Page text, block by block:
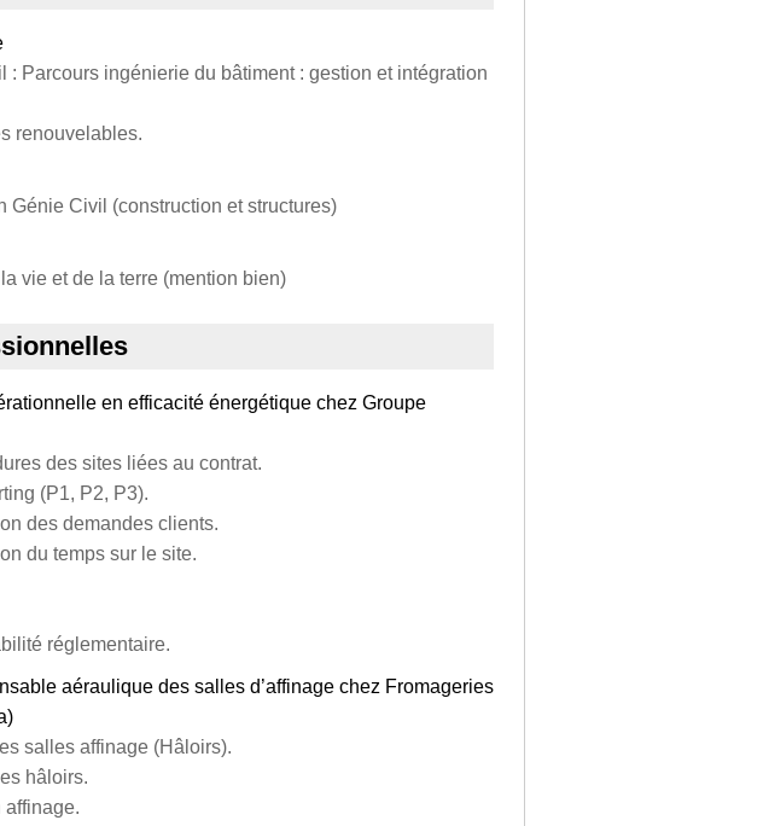
: Parcours ingénierie du bâtiment : gestion et intégration
renouvelables.
Génie Civil (construction et structures)
vie et de la terre (mention bien)
en efficacité énergétique chez Groupe
des sites liées au contrat.
(P1, P2, P3).
des demandes clients.
du temps sur le site.
réglementaire.
aéraulique des salles d’affinage chez Fromageries
salles affinage (Hâloirs).
hâloirs.
affinage.